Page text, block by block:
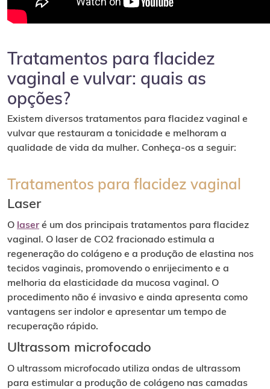
Tratamentos para flacidez
vaginal e vulvar: quais as
opções?
Existem diversos tratamentos para flacidez vaginal e
vulvar que restauram a tonicidade e melhoram a
qualidade de vida da mulher. Conheça-os a seguir:
Tratamentos para flacidez vaginal
Laser
O laseré um dos principais tratamentos para flacidez
vaginal. O laser de CO2 fracionado estimula a
regeneração do colágeno e a produção de elastina nos
tecidos vaginais, promovendo o enrijecimento e a
melhoria da elasticidade da mucosa vaginal. O
procedimento não é invasivo e ainda apresenta como
vantagens ser indolor e apresentar um tempo de
recuperação rápido.
Ultrassom microfocado
O ultrassom microfocado utiliza ondas de ultrassom
para estimular a produção de colágeno nas camadas